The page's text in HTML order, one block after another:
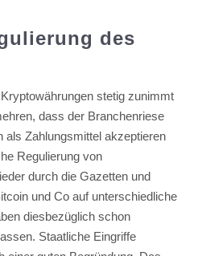
des
stetig zunimmt
dass der Branchenriese
als Zahlungsmittel akzeptieren
Regulierung von
durch die Gazetten und
und Co auf unterschiedliche
diesbezüglich schon
Staatliche Eingriffe